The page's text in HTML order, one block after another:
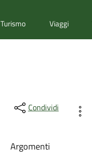
Turismo Viaggi
Condividi
Argomenti